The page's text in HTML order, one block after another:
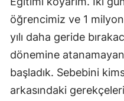
öğrencimiz ve 1
yılı daha geride
dönemine
başladık. Sebebini
arkasındaki